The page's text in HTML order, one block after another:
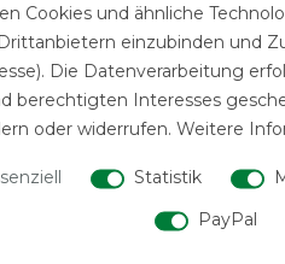
zwei verstellbaren
verstellbar. Des
Die Decke ist im
Halsteil (nicht im
in weiteren schönen
Cookies und ähnliche
einzubinden und
Die Datenverarbeitung
berechtigten Interesses
oder widerrufen. Weitere
Statistik
PayPal